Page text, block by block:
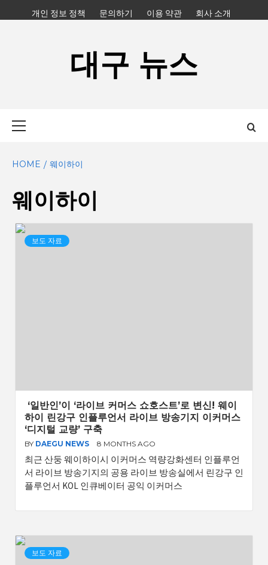
to
개인 정보 정책 문의하기 이용 약관 회사 소개
대구 뉴스
HOME 웨이하이
웨이하이
보도 자료
‘일반인’이 ‘라이브 커머스 쇼호스트’로 변신! 웨이
하이 린강구 인플루언서 라이브 방송기지 이커머스
‘디지털 교량’ 구축
BY DAEGU NEWS 8 MONTHS AGO
최근 산둥 웨이하이시 이커머스 역량강화센터 인플루언
서 라이브 방송기지의 공용 라이브 방송실에서 린강구 인
플루언서 KOL 인큐베이터 공익 이커머스
보도 자료